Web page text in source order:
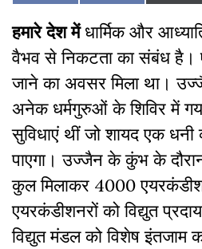
on
on
on
Facebook
on
हमारे देश मेंधार्मिक और
वैभव से निकटता का संबंध
जाने का अवसर मिला था।
अनेक धर्मगुरुओं के शिविर में
सुविधाएं थीं जो शायद एक धनी
पाएगा। उज्जैन के कुंभ के
कुल मिलाकर 4000
एयरकंडीशनरों को विद्युत
विद्युत मंडल को विशेष इंतजाम